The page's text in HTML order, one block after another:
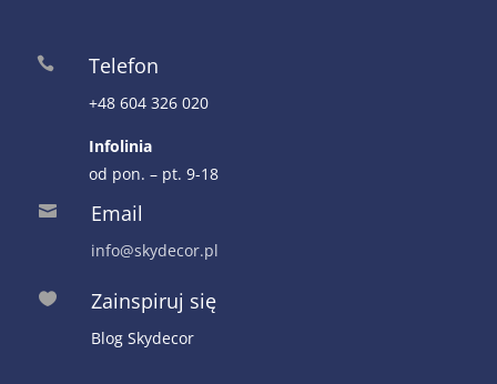
 Telefon
+48 604 326 020
Infolinia
od pon. – pt. 9-18
 Email
info@skydecor.pl
 Zainspiruj się
Blog Skydecor